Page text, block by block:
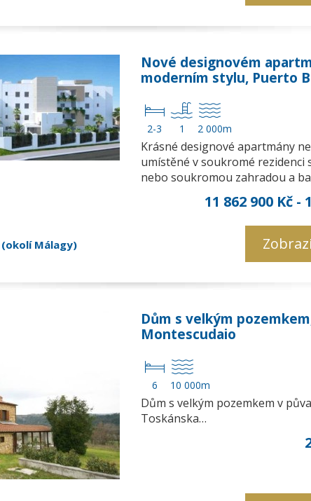
Nové designovém
moderním stylu, Puerto
2-3 1 2 000m
Krásné designové apartmány
umístěné v soukromé rezidenci
nebo soukromou zahradou a
11 862 900 Kč -
Málagy)
Dům s velkým
Montescudaio
6 10 000m
Dům s velkým pozemkem v
Toskánska…